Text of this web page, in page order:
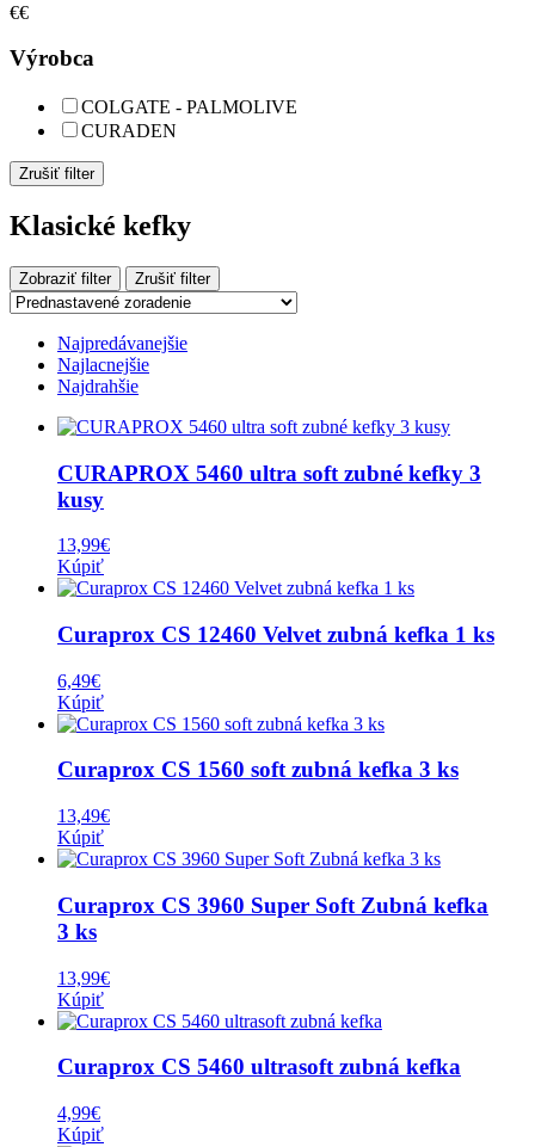
€€
Výrobca
COLGATE - PALMOLIVE
CURADEN
Zrušiť filter
Klasické kefky
Zobraziť filter Zrušiť filter
Najpredávanejšie
Najlacnejšie
Najdrahšie
CURAPROX 5460 ultra soft zubné kefky 3
kusy
13,99€
Kúpiť
Curaprox CS 12460 Velvet zubná kefka 1 ks
6,49€
Kúpiť
Curaprox CS 1560 soft zubná kefka 3 ks
13,49€
Kúpiť
Curaprox CS 3960 Super Soft Zubná kefka
3 ks
13,99€
Kúpiť
Curaprox CS 5460 ultrasoft zubná kefka
4,99€
Kúpiť